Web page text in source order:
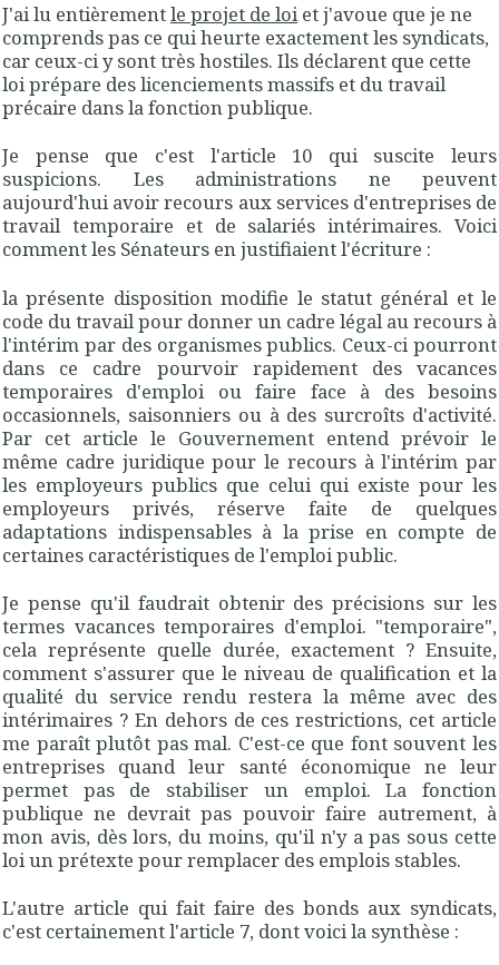
J'ai lu entièrementle projet de loiet j'avoue que je ne
comprends pas ce qui heurte exactement les syndicats,
car ceux-ci y sont très hostiles. Ils déclarent que cette
loi prépare des licenciements massifs et du travail
précaire dans la fonction publique.
Je pense que c'est l'article 10 qui suscite leurs
suspicions. Les administrations ne peuvent
aujourd'hui avoir recours aux services d'entreprises de
travail temporaire et de salariés intérimaires. Voici
comment les Sénateurs en justifiaient l'écriture :
la présente disposition modifie le statut général et le
code du travail pour donner un cadre légal au recours à
l'intérim par des organismes publics. Ceux-ci pourront
dans ce cadre pourvoir rapidement des vacances
temporaires d'emploi ou faire face à des besoins
occasionnels, saisonniers ou à des surcroîts d'activité.
Par cet article le Gouvernement entend prévoir le
même cadre juridique pour le recours à l'intérim par
les employeurs publics que celui qui existe pour les
employeurs privés, réserve faite de quelques
adaptations indispensables à la prise en compte de
certaines caractéristiques de l'emploi public.
Je pense qu'il faudrait obtenir des précisions sur les
termes vacances temporaires d'emploi. "temporaire",
cela représente quelle durée, exactement ? Ensuite,
comment s'assurer que le niveau de qualification et la
qualité du service rendu restera la même avec des
intérimaires ? En dehors de ces restrictions, cet article
me paraît plutôt pas mal. C'est-ce que font souvent les
entreprises quand leur santé économique ne leur
permet pas de stabiliser un emploi. La fonction
publique ne devrait pas pouvoir faire autrement, à
mon avis, dès lors, du moins, qu'il n'y a pas sous cette
loi un prétexte pour remplacer des emplois stables.
L'autre article qui fait faire des bonds aux syndicats,
c'est certainementl'article 7, dont voici la synthèse :